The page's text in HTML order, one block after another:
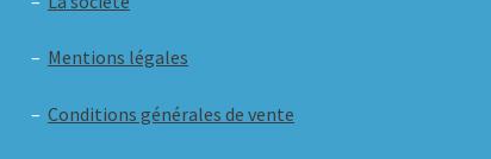
– Mentions légales
–Conditions générales de vente